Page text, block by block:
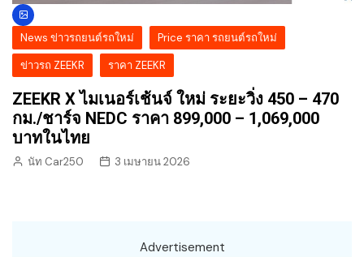
News ข่าวรถยนต์รถใหม่
Price ราคา รถยนต์รถใหม่
ข่าวรถ ZEEKR
ราคา ZEEKR
ZEEKR X ไมเนอร์เช้นจ์ ใหม่ ระยะวิ่ง 450 – 470
กม./ชาร์จ NEDC ราคา 899,000 – 1,069,000
บาทในไทย
นัท Car250 3 เมษายน 2026
Advertisement